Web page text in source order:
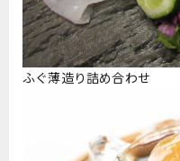
ふぐ薄造り詰め合わせ